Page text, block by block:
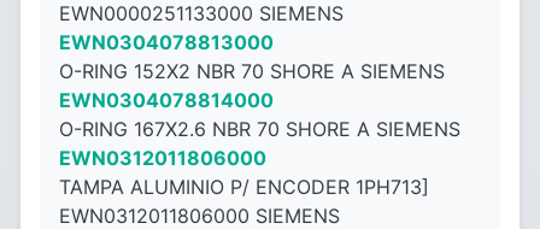
EWN0000251133000 SIEMENS
EWN0304078813000
O-RING 152X2 NBR 70 SHORE A SIEMENS
EWN0304078814000
O-RING 167X2.6 NBR 70 SHORE A SIEMENS
EWN0312011806000
TAMPA ALUMINIO P/ ENCODER 1PH713]
EWN0312011806000 SIEMENS